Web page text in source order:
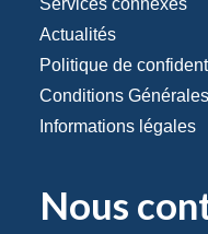
Services connexes
Actualités
Politique de
Conditions
Informations légales
Nous